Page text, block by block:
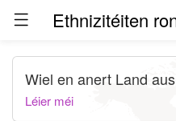
Wiel en anert Land aus
Léier méi